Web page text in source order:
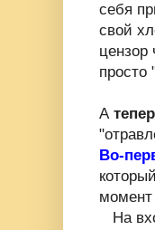
себя
свой
цензор
просто
А
Во-
момент
На